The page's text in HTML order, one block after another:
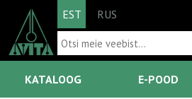
EST RUS
KATALOOG E-POOD